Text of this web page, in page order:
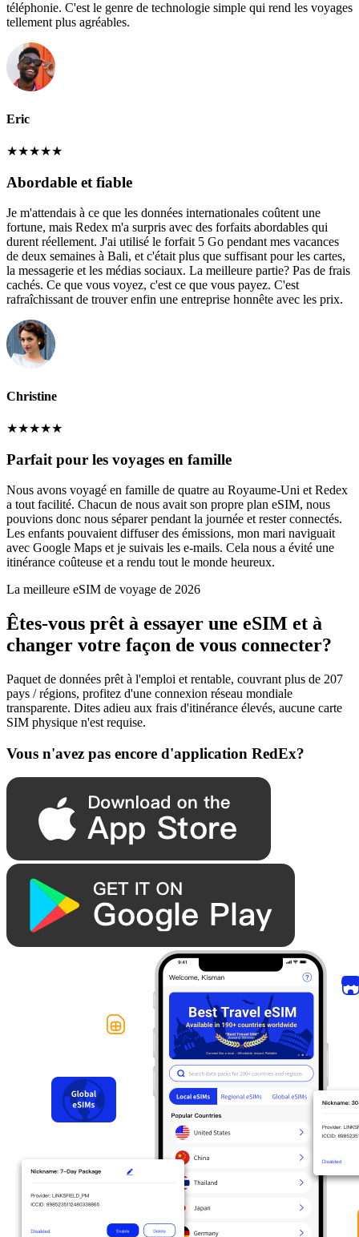
téléphonie. C'est le genre de technologie simple qui rend les voyages
tellement plus agréables.
Eric
★★★★★
Abordable et fiable
Je m'attendais à ce que les données internationales coûtent une
fortune, mais Redex m'a surpris avec des forfaits abordables qui
durent réellement. J'ai utilisé le forfait 5 Go pendant mes vacances
de deux semaines à Bali, et c'était plus que suffisant pour les cartes,
la messagerie et les médias sociaux. La meilleure partie? Pas de frais
cachés. Ce que vous voyez, c'est ce que vous payez. C'est
rafraîchissant de trouver enfin une entreprise honnête avec les prix.
Christine
★★★★★
Parfait pour les voyages en famille
Nous avons voyagé en famille de quatre au Royaume-Uni et Redex
a tout facilité. Chacun de nous avait son propre plan eSIM, nous
pouvions donc nous séparer pendant la journée et rester connectés.
Les enfants pouvaient diffuser des émissions, mon mari naviguait
avec Google Maps et je suivais les e-mails. Cela nous a évité une
itinérance coûteuse et a rendu tout le monde heureux.
La meilleure eSIM de voyage de 2026
Êtes-vous prêt à essayer une eSIM et à
changer votre façon de vous connecter?
Paquet de données prêt à l'emploi et rentable, couvrant plus de 207
pays / régions, profitez d'une connexion réseau mondiale
transparente. Dites adieu aux frais d'itinérance élevés, aucune carte
SIM physique n'est requise.
Vous n'avez pas encore d'application RedEx?